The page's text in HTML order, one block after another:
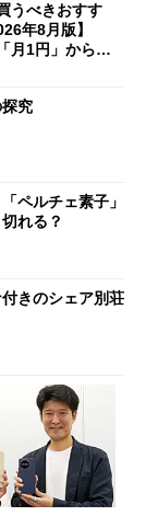
うべきおすす
年8月版】
月1円」からお
究
ペルチェ素子」
れる？
きのシェア別荘